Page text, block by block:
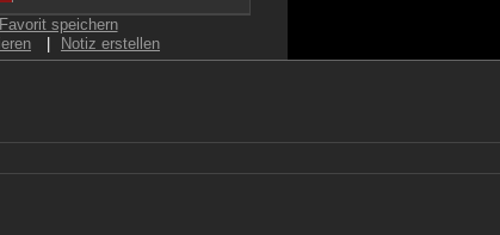
speichern
Notiz erstellen